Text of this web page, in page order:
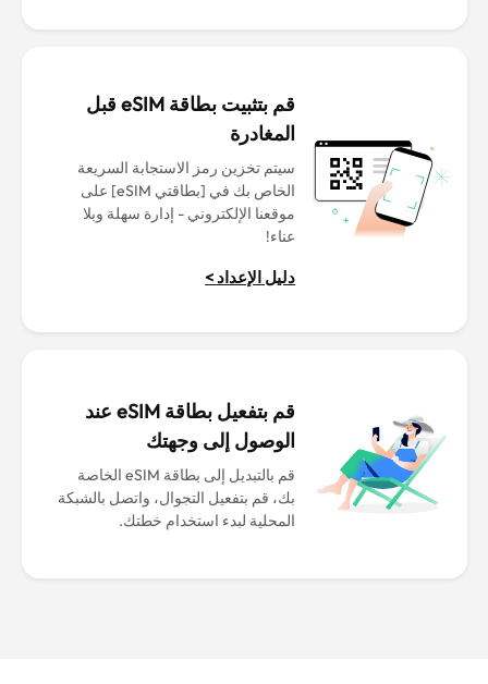
قم بتثبيت بطاقة eSIM قبل
المغادرة
سيتم تخزين رمز الاستجابة السريعة
الخاص بك في [بطاقتي eSIM] على
موقعنا الإلكتروني - إدارة سهلة وبلا
عناء!
دليل الإعداد >
قم بتفعيل بطاقة eSIM عند
الوصول إلى وجهتك
قم بالتبديل إلى بطاقة eSIM الخاصة
بك، قم بتفعيل التجوال، واتصل بالشبكة
المحلية لبدء استخدام خطتك.